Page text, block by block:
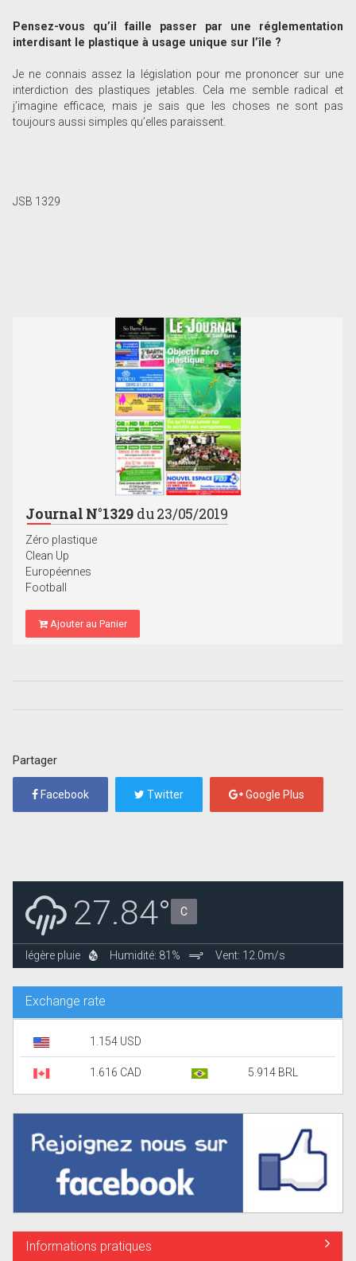
Pensez-vous qu’il faille passer par une réglementation
interdisant le plastique à usage unique sur l’île ?
Je ne connais assez la législation pour me prononcer sur une
interdiction des plastiques jetables. Cela me semble radical et
j’imagine efficace, mais je sais que les choses ne sont pas
toujours aussi simples qu’elles paraissent.
JSB 1329
Journal N°1329 du 23/05/2019
Zéro plastique
Clean Up
Européennes
Football
Ajouter au Panier
Partager
Facebook Twitter Google Plus
27.84° C
légère pluie Humidité: 81% Vent: 12.0m/s
Exchange rate
1.154 USD
1.616 CAD 5.914 BRL
Informations pratiques